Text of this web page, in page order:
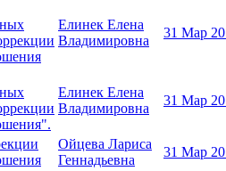
Елинек Елена
Владимировна
31 Мар
Елинек Елена
Владимировна
31 Мар
Ойцева Лариса
Геннадьевна
31 Мар